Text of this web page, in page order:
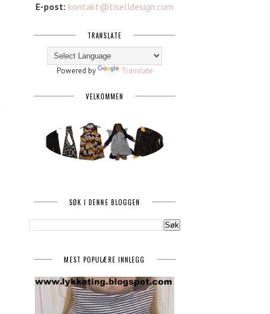
E-post: kontakt@tiselldesign.com
TRANSLATE
Powered by Translate
VELKOMMEN
SØK I DENNE BLOGGEN
MEST POPULÆRE INNLEGG